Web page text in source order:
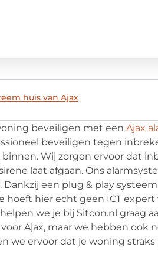
huis van Ajax
beveiligen met een Ajax
beveiligen tegen
Wij zorgen ervoor dat
laat afgaan. Ons
een plug & play
hier echt geen ICT expert
we je bij Sitcon.nl graag
Ajax, maar we hebben ook
we ervoor dat je woning straks